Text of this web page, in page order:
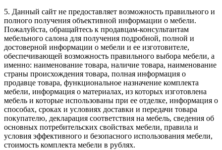
5. Данный сайт не предоставляет возможность правильного и
полного получения объективной информации о мебели.
Пожалуйста, обращайтесь к продавцам-консультантам
мебельного салона для получения подробной, полной и
достоверной информации о мебели и ее изготовителе,
обеспечивающей возможность правильного выбора мебели, а
именно: наименование товара, наличие товара, наименование
страны происхождения товара, полная информация о
продавце товара, функциональное назначение комплекта
мебели, информация о материалах, из которых изготовлена
мебель и которые использованы при ее отделке, информация о
способах, сроках и условиях доставки и передачи товара
покупателю, декларация соответствия на мебель, сведения об
основных потребительских свойствах мебели, правила и
условия эффективного и безопасного использования мебели,
стоимость комплекта мебели в рублях.